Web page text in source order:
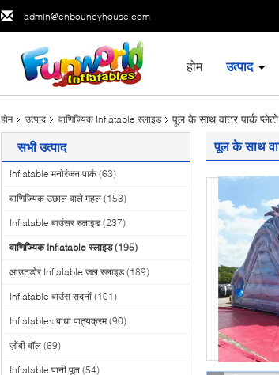
admin@cnbouncyhouse.com
होम उत्पाद
होम उत्पाद वाणिज्यिक Inflatable स्लाइड पूल के साथ वाटर पार्क
सभी उत्पाद
Inflatable मनोरंजन पार्क (63)
वाणिज्यिक उछाल वाले महल (153)
Inflatable बाउंसर स्लाइड (237)
वाणिज्यिक Inflatable स्लाइड (195)
आउटडोर Inflatable जल स्लाइड (189)
Inflatable बाउंस सदनों (101)
Inflatables बाधा पाठ्यक्रम (90)
ज़ोंबी बॉल (69)
Inflatable पानी पूल (54)
पूल के साथ